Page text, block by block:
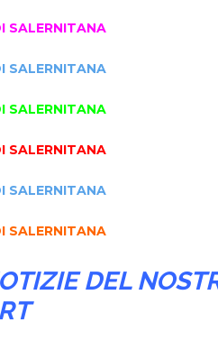
SALERNITANA
SALERNITANA
SALERNITANA
SALERNITANA
SALERNITANA
SALERNITANA
DEL